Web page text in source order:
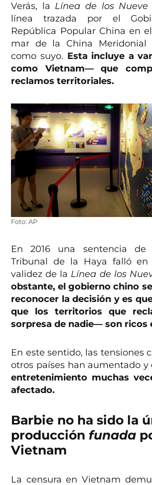
Verás, la Línea de los Nueve
línea trazada por el
República Popular China en
mar de la China Meridonial
como suyo. Esta incluye a
como Vietnam— que
reclamos territoriales.
Foto: AP
En 2016 una sentencia de
Tribunal de la Haya falló
validez de la Línea de los
obstante, el gobierno chino
reconocer la decisión y es
que los territorios que
sorpresa de nadie— son ricos
En este sentido, las tensiones
otros países han aumentado y
entretenimiento muchas
afectado.
Barbie no ha sido la
producción funada
Vietnam
La censura en Vietnam